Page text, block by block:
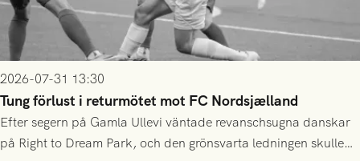
2026-07-31 13:30
Tung förlust i returmötet mot FC Nordsjælland
Efter segern på Gamla Ullevi väntade revanschsugna danskar
på Right to Dream Park, och den grönsvarta ledningen skulle